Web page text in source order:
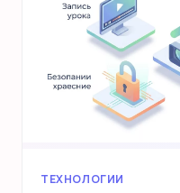
ТЕХНОЛОГИИ